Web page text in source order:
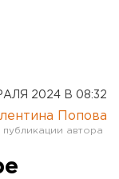
2024 В 08:32
Попова